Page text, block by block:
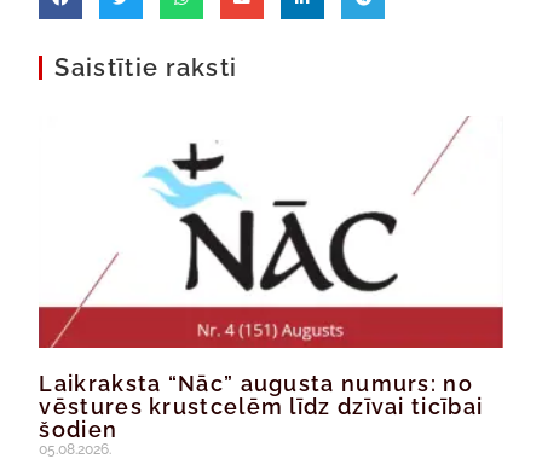
Saistītie raksti
Laikraksta “Nāc” augusta numurs: no
vēstures krustcelēm līdz dzīvai ticībai
šodien
05.08.2026.